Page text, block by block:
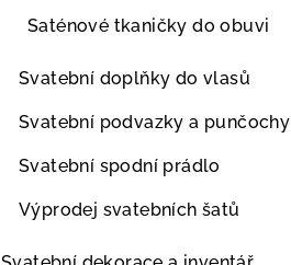
Saténové tkaničky do obuvi
Svatební doplňky do vlasů
Svatební podvazky a punčochy
Svatební spodní prádlo
Výprodej svatebních šatů